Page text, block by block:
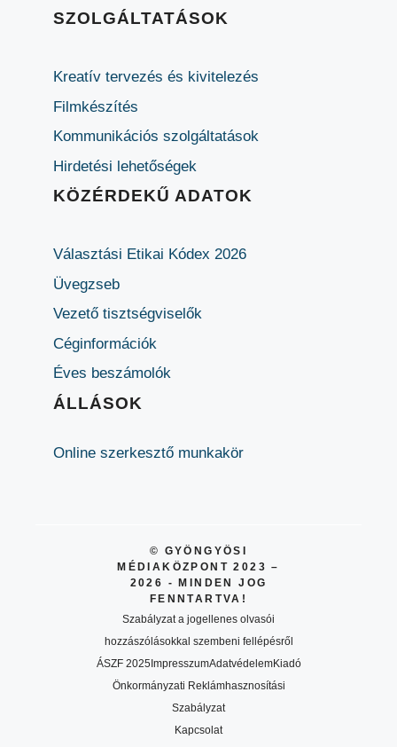
SZOLGÁLTATÁSOK
Kreatív tervezés és kivitelezés
Filmkészítés
Kommunikációs szolgáltatások
Hirdetési lehetőségek
KÖZÉRDEKŰ ADATOK
Választási Etikai Kódex 2026
Üvegzseb
Vezető tisztségviselők
Céginformációk
Éves beszámolók
ÁLLÁSOK
Online szerkesztő munkakör
© GYÖNGYÖSI
MÉDIAKÖZPONT 2023 –
2026 - MINDEN JOG
FENNTARTVA!
Szabályzat a jogellenes olvasói
hozzászólásokkal szembeni fellépésről
ÁSZF 2025ImpresszumAdatvédelemKiadó
Önkormányzati Reklámhasznosítási
Szabályzat
Kapcsolat